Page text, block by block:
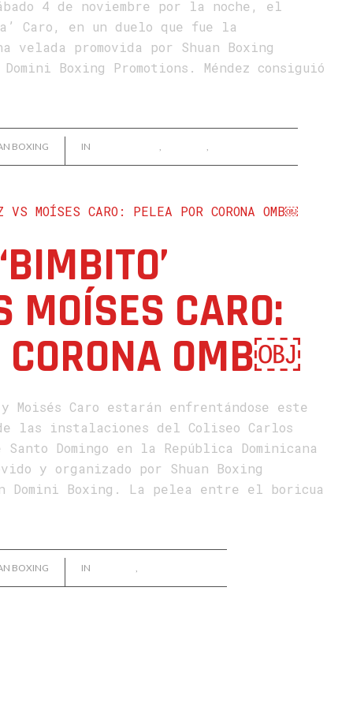
4 de noviembre por la noche, el
Caro, en un duelo que fue la
velada promovida por Shuan Boxing
Boxing Promotions. Méndez consiguió
BOXING IN , ,
MOÍSES CARO:
CORONA OMB￼
Moisés Caro estarán enfrentándose este
las instalaciones del Coliseo Carlos
Domingo en la República Dominicana
y organizado por Shuan Boxing
Domini Boxing. La pelea entre el boricua
BOXING IN ,